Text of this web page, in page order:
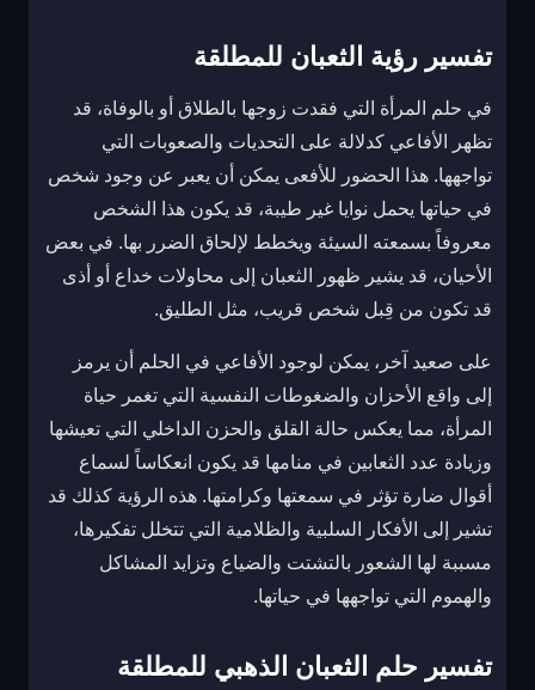
تفسير رؤية الثعبان للمطلقة
في حلم المرأة التي فقدت زوجها بالطلاق أو بالوفاة، قد
تظهر الأفاعي كدلالة على التحديات والصعوبات التي
تواجهها. هذا الحضور للأفعى يمكن أن يعبر عن وجود شخص
في حياتها يحمل نوايا غير طيبة، قد يكون هذا الشخص
معروفاً بسمعته السيئة ويخطط لإلحاق الضرر بها. في بعض
الأحيان، قد يشير ظهور الثعبان إلى محاولات خداع أو أذى
قد تكون من قِبل شخص قريب، مثل الطليق.
على صعيد آخر، يمكن لوجود الأفاعي في الحلم أن يرمز
إلى واقع الأحزان والضغوطات النفسية التي تغمر حياة
المرأة، مما يعكس حالة القلق والحزن الداخلي التي تعيشها
وزيادة عدد الثعابين في منامها قد يكون انعكاساً لسماع
أقوال ضارة تؤثر في سمعتها وكرامتها. هذه الرؤية كذلك قد
تشير إلى الأفكار السلبية والظلامية التي تتخلل تفكيرها،
مسببة لها الشعور بالتشتت والضياع وتزايد المشاكل
والهموم التي تواجهها في حياتها.
تفسير حلم الثعبان الذهبي للمطلقة